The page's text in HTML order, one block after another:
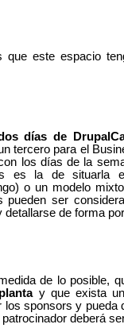
que este espacio
días de
tercero para el
los días de la
es la de situarla
o un modelo
pueden ser
detallarse de forma
de lo posible,
y que exista
los sponsors y pueda
deberá